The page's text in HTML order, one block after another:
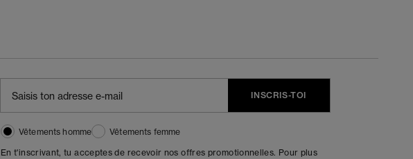
INSCRIS-TOI
Vêtements homme
Vêtements femme
En t'inscrivant, tu acceptes de recevoir nos offres promotionnelles. Pour plus